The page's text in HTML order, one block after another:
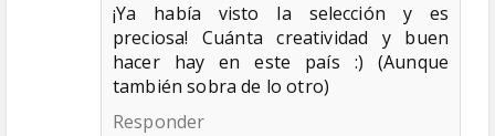
¡Ya había visto la selección y es
preciosa! Cuánta creatividad y buen
hacer hay en este país :) (Aunque
también sobra de lo otro)
Responder